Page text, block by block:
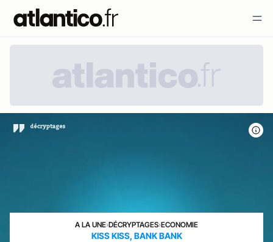
A LA UNE›DÉCRYPTAGES›ECONOMIE
KISS KISS, BANK BANK